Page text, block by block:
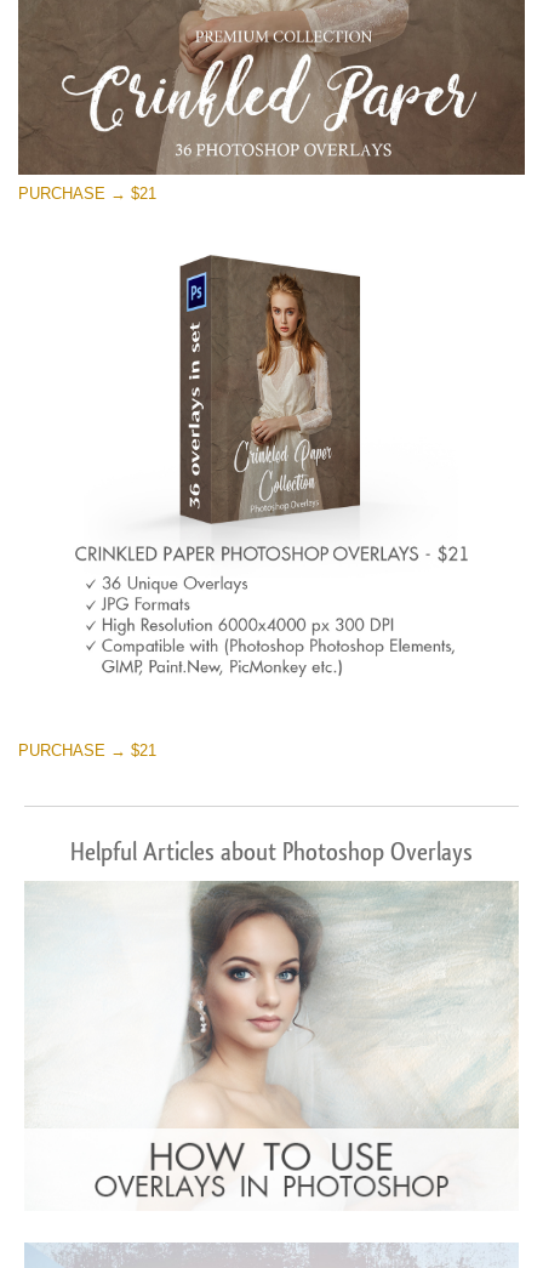
PURCHASE → $21
PURCHASE → $21
Helpful Articles about Photoshop Overlays